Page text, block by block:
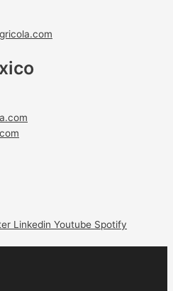
Linkedin Youtube Spotify